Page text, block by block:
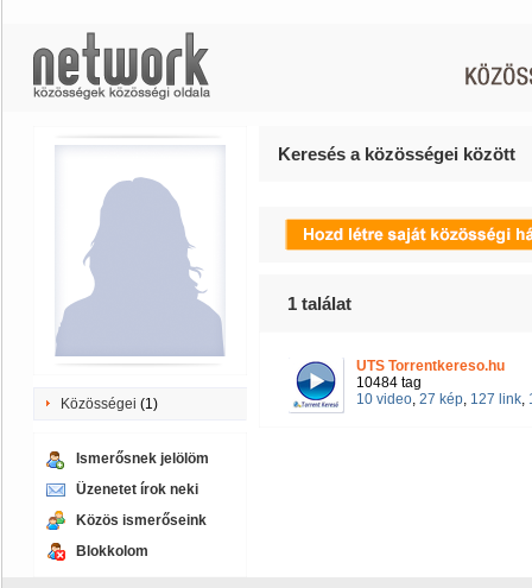
Közösségei (1)
Ismerősnek jelölöm
Üzenetet írok neki
Közös ismerőseink
Blokkolom
Keresés a közösségei között
1 találat
UTS Torrentkereso.hu
10484 tag
10 video, 27 kép, 127 link,